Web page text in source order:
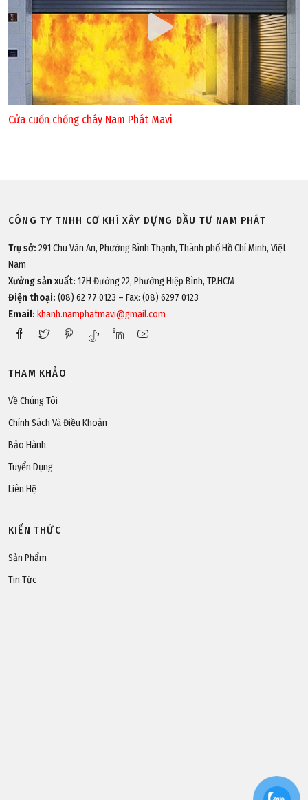
Cửa cuốn chống cháy Nam Phát Mavi
CÔNG TY TNHH CƠ KHÍ XÂY DỰNG ĐẦU TƯ NAM PHÁT
Trụ sở: 291 Chu Văn An, Phường Bình Thạnh, Thành phố Hồ Chí Minh, Việt
Nam
Xưởng sản xuất: 17H Đường 22, Phường Hiệp Bình, TP.HCM
Điện thoại: (08) 62 77 0123 – Fax: (08) 6297 0123
Email: khanh.namphatmavi@gmail.com
THAM KHẢO
Về Chúng Tôi
Chính Sách Và Điều Khoản
Bảo Hành
Tuyển Dụng
Liên Hệ
KIẾN THỨC
Sản Phẩm
Tin Tức